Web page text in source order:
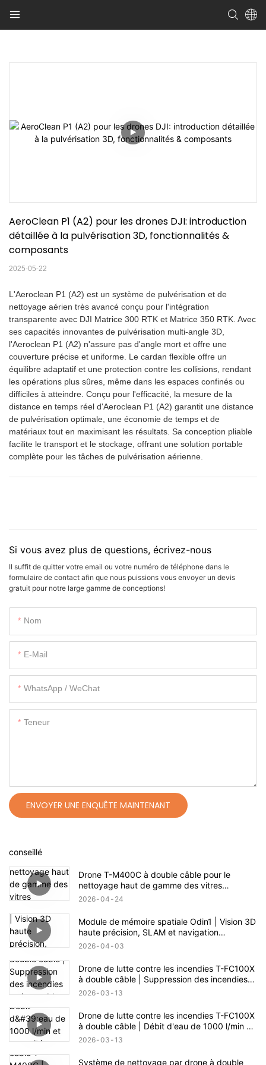
AeroClean P1 (A2) pour les drones DJI: introduction
détaillée à la pulvérisation 3D, fonctionnalités &
composants
2025-05-22
L'Aeroclean P1 (A2) est un système de pulvérisation et de
nettoyage aérien très avancé conçu pour l'intégration
transparente avec DJI Matrice 300 RTK et Matrice 350 RTK. Avec
ses capacités innovantes de pulvérisation multi-angle 3D,
l'Aeroclean P1 (A2) n'assure pas d'angle mort et offre une
couverture précise et uniforme. Le cardan flexible offre un
équilibre adaptatif et une protection contre les collisions, rendant
les opérations plus sûres, même dans les espaces confinés ou
difficiles à atteindre. Conçu pour l'efficacité, la mesure de la
distance en temps réel d'Aeroclean P1 (A2) garantit une distance
de pulvérisation optimale, une économie de temps et de
matériaux tout en maximisant les résultats. Sa conception pliable
facilite le transport et le stockage, offrant une solution portable
complète pour les tâches de pulvérisation aérienne.
Si vous avez plus de questions, écrivez-nous
Il suffit de quitter votre email ou votre numéro de téléphone dans le
formulaire de contact afin que nous puissions vous envoyer un devis
gratuit pour notre large gamme de conceptions!
Nom
E-Mail
WhatsApp / WeChat
Teneur
ENVOYER UNE ENQUÊTE MAINTENANT
conseillé
Drone T-M400C à double câble pour le
nettoyage haut de gamme des vitres
extérieures résidentielles | Portée de 60 m
2026 04 24
Module de mémoire spatiale Odin1 | Vision 3D
haute précision, SLAM et navigation
autonome
2026 04 03
Drone de lutte contre les incendies T-FC100X
à double câble | Suppression des incendies
en immeubles de grande hauteur jusqu'à 100
2026 03 13
Drone de lutte contre les incendies T-FC100X
à double câble | Débit d'eau de 1000 l/min et
capacité d'intervention en cas d'incendie en
2026 03 13
Système de nettoyage par drone à double